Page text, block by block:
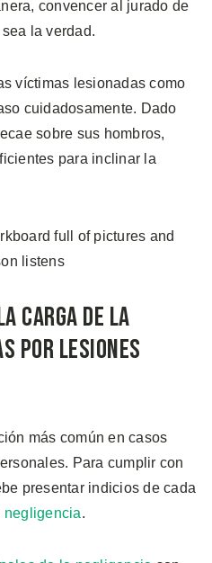
convencer al jurado de
la verdad.
víctimas lesionadas como
cuidadosamente. Dado
sobre sus hombros,
para inclinar la
Carga de la
por Lesiones
más común en casos
Para cumplir con
presentar indicios de cada
negligencia.